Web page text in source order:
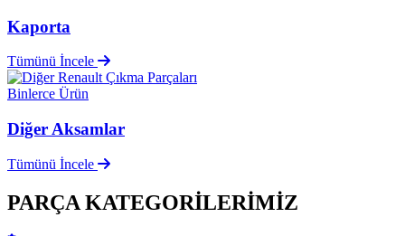
Kaporta
Tümünü İncele
Binlerce Ürün
Diğer Aksamlar
Tümünü İncele
PARÇA KATEGORİLERİMİZ